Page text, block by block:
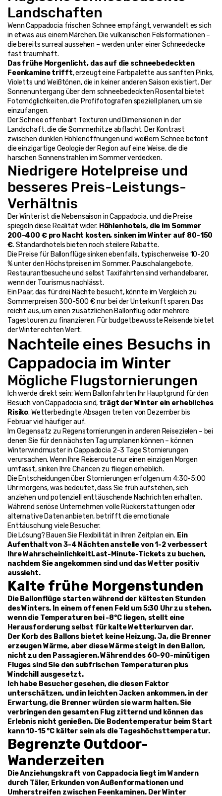
Landschaften
Wenn Cappadocia frischen Schnee empfängt, verwandelt es sich
in etwas aus einem Märchen. Die vulkanischen Felsformationen –
die bereits surreal aussehen – werden unter einer Schneedecke
fast traumhaft.
Das frühe Morgenlicht, das auf die schneebedeckten
Feenkamine trifft, erzeugt eine Farbpalette aus sanften Pinks,
Violetts und Weißtönen, die in keiner anderen Saison existiert. Der
Sonnenuntergang über dem schneebedeckten Rosental bietet
Fotomöglichkeiten, die Profifotografen speziell planen, um sie
einzufangen.
Der Schnee offenbart Texturen und Dimensionen in der
Landschaft, die die Sommerhitze abflacht. Der Kontrast
zwischen dunklen Höhlenöffnungen und weißem Schnee betont
die einzigartige Geologie der Region auf eine Weise, die die
harschen Sonnenstrahlen im Sommer verdecken.
Niedrigere Hotelpreise und
besseres Preis-Leistungs-
Verhältnis
Der Winter ist die Nebensaison in Cappadocia, und die Preise
spiegeln diese Realität wider. Höhlenhotels, die im Sommer
200-400 € pro Nacht kosten, sinken im Winter auf 80-150
€. Standardhotels bieten noch steilere Rabatte.
Die Preise für Ballonflüge sinken ebenfalls, typischerweise 10-20
% unter den Höchstpreisen im Sommer. Pauschalangebote,
Restaurantbesuche und selbst Taxifahrten sind verhandelbarer,
wenn der Tourismus nachlässt.
Ein Paar, das für drei Nächte besucht, könnte im Vergleich zu
Sommerpreisen 300-500 € nur bei der Unterkunft sparen. Das
reicht aus, um einen zusätzlichen Ballonflug oder mehrere
Tagestouren zu finanzieren. Für budgetbewusste Reisende bietet
der Winter echten Wert.
Nachteile eines Besuchs in
Cappadocia im Winter
Mögliche Flugstornierungen
Ich werde direkt sein: Wenn Ballonfahrten Ihr Hauptgrund für den
Besuch von Cappadocia sind, trägt der Winter ein erhebliches
Risiko. Wetterbedingte Absagen treten von Dezember bis
Februar viel häufiger auf.
Im Gegensatz zu Regenstornierungen in anderen Reisezielen – bei
denen Sie für den nächsten Tag umplanen können – können
Winterwindmuster in Cappadocia 2-3 Tage Stornierungen
verursachen. Wenn Ihre Reiseroute nur einen einzigen Morgen
umfasst, sinken Ihre Chancen zu fliegen erheblich.
Die Entscheidungen über Stornierungen erfolgen um 4:30-5:00
Uhr morgens, was bedeutet, dass Sie früh aufstehen, sich
anziehen und potenziell enttäuschende Nachrichten erhalten.
Während seriöse Unternehmen volle Rückerstattungen oder
alternative Daten anbieten, betrifft die emotionale
Enttäuschung viele Besucher.
Die Lösung? Bauen Sie Flexibilität in Ihren Zeitplan ein. Ein
Aufenthalt von 3-4 Nächten anstelle von 1-2 verbessert
Ihre WahrscheinlichkeitLast-Minute-Tickets zu buchen,
nachdem Sie angekommen sind und das Wetter positiv
aussieht.
Kalte frühe Morgenstunden
Die Ballonflüge starten während der kältesten Stunden
des Winters. In einem offenen Feld um 5:30 Uhr zu stehen,
wenn die Temperaturen bei -8°C liegen, stellt eine
Herausforderung selbst für kalte Wetterkurven dar.
Der Korb des Ballons bietet keine Heizung. Ja, die Brenner
erzeugen Wärme, aber diese Wärme steigt in den Ballon,
nicht zu den Passagieren. Während des 60-90-minütigen
Fluges sind Sie den subfrischen Temperaturen plus
Windchill ausgesetzt.
Ich habe Besucher gesehen, die diesen Faktor
unterschätzen, und in leichten Jacken ankommen, in der
Erwartung, die Brenner würden sie warm halten. Sie
verbringen den gesamten Flug zitternd und können das
Erlebnis nicht genießen. Die Bodentemperatur beim Start
kann 10-15 °C kälter sein als die Tageshöchsttemperatur.
Begrenzte Outdoor-
Wanderzeiten
Die Anziehungskraft von Cappadocia liegt im Wandern
durch Täler, Erkunden von Außenformationen und
Umherstreifen zwischen Feenkaminen. Der Winter